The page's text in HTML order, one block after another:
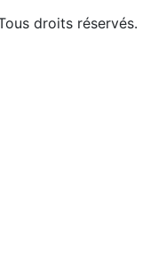
droits réservés.